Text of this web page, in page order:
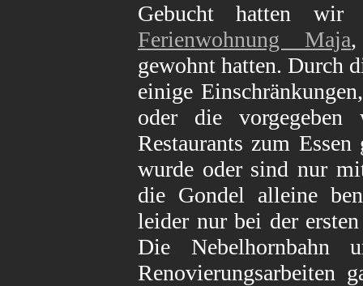
Gebucht hatten
Ferienwohnung Maja,
gewohnt hatten. Durch
einige
oder die
Restaurants zum
wurde oder sind nur
die Gondel alleine
leider nur bei der
Die Nebelhornbahn
Renovierungsarbeiten